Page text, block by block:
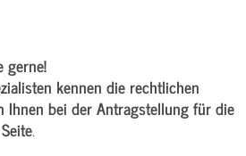
gerne!
kennen die rechtlichen
Ihnen bei der Antragstellung für die
.